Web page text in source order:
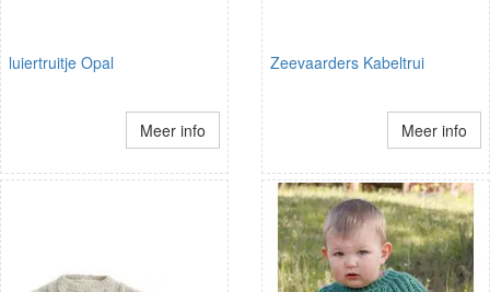
luiertruitje Opal
Meer info
Zeevaarders Kabeltrui
Meer info